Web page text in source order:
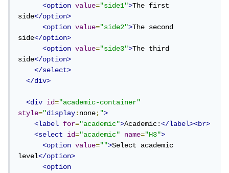
<option
value="side1">The first
side</option>
<option
value="side2">The second
side</option>
<option
value="side3">The third
side</option>
</select>
</div>
<div id="academic-container"
style="display:none;">
<label
for="academic">Academic:</label><br>
<select
id="academic" name="H3">
<option
value="">Select academic
level</option>
<option